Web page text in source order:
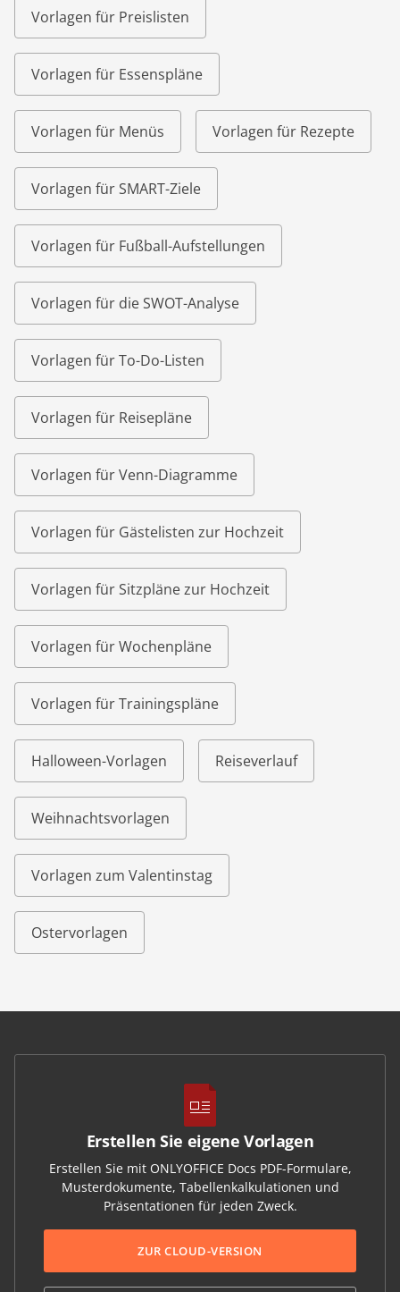
Vorlagen für Preislisten
Vorlagen für Essenspläne
Vorlagen für Menüs Vorlagen für Rezepte
Vorlagen für SMART-Ziele
Vorlagen für Fußball-Aufstellungen
Vorlagen für die SWOT-Analyse
Vorlagen für To-Do-Listen
Vorlagen für Reisepläne
Vorlagen für Venn-Diagramme
Vorlagen für Gästelisten zur Hochzeit
Vorlagen für Sitzpläne zur Hochzeit
Vorlagen für Wochenpläne
Vorlagen für Trainingspläne
Halloween-Vorlagen Reiseverlauf
Weihnachtsvorlagen
Vorlagen zum Valentinstag
Ostervorlagen
Erstellen Sie eigene Vorlagen
Erstellen Sie mit ONLYOFFICE Docs PDF-Formulare,
Musterdokumente, Tabellenkalkulationen und
Präsentationen für jeden Zweck.
ZUR CLOUD-VERSION